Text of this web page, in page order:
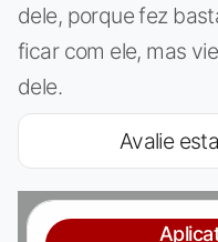
dele, porque fez
ficar com ele, mas
dele.
Avalie